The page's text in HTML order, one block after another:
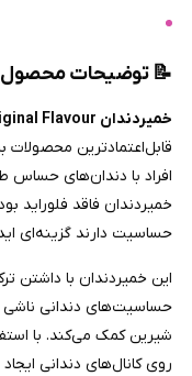
📝 توضیحات محصول
خمیردندان Sensodyne Original Flavour
قابل‌اعتمادترین
افراد با دندان‌های حساس
خمیردندان فاقد فلوراید
حساسیت دارند گزینه‌ای
این خمیردندان با داشتن
حساسیت‌های دندانی ناشی
شیرین کمک می‌کند. با
روی کانال‌های دندانی